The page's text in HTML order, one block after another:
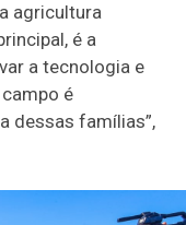
agricultura
é a
a tecnologia e
é
dessas famílias”,